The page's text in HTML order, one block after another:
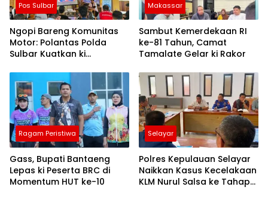
Pos Sulbar
Ngopi Bareng Komunitas
Motor: Polantas Polda
Sulbar Kuatkan ki
Keselamatan
Makassar
Sambut Kemerdekaan RI
ke-81 Tahun, Camat
Tamalate Gelar ki Rakor
Ragam Peristiwa
Gass, Bupati Bantaeng
Lepas ki Peserta BRC di
Momentum HUT ke-10
Selayar
Polres Kepulauan Selayar
Naikkan Kasus Kecelakaan
KLM Nurul Salsa ke Tahap